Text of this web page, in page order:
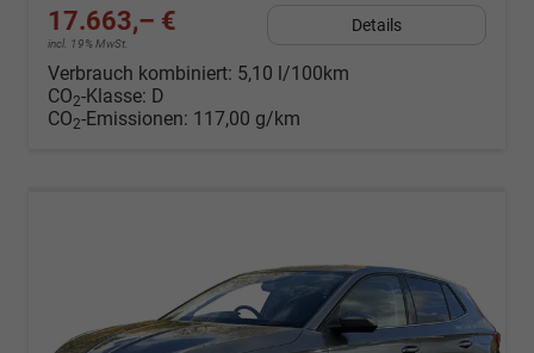
17.663,– €
incl. 19% MwSt.
Details
Verbrauch kombiniert: 5,10 l/100km
CO2-Klasse: D
CO2-Emissionen: 117,00 g/km